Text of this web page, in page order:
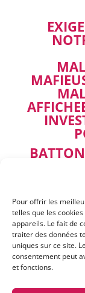
Pour offrir les
telles que les
appareils. Le fait de
traiter des données
uniques sur ce site.
consentement peut
et fonctions.